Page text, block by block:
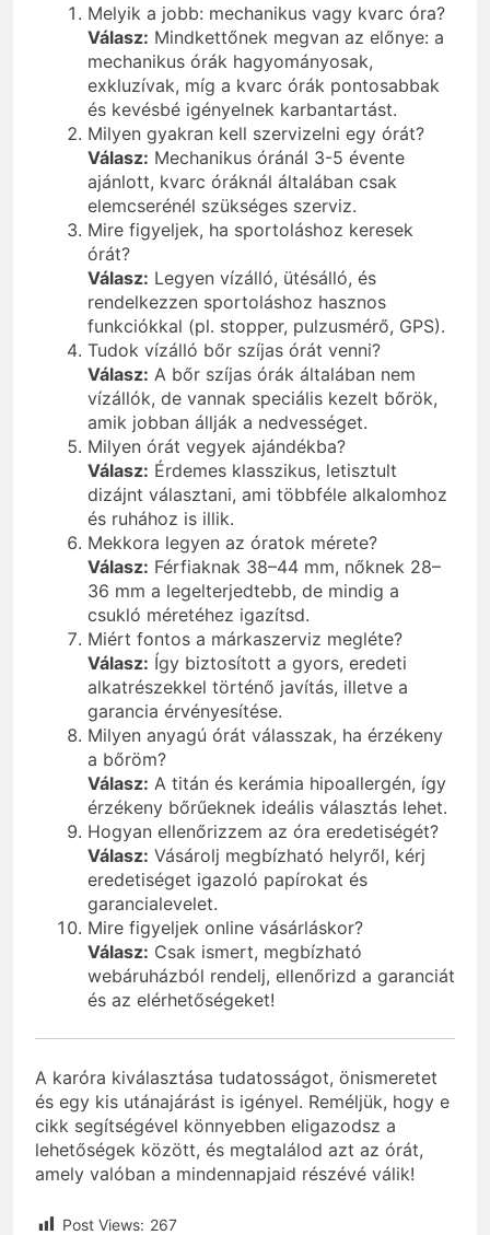
Melyik a jobb: mechanikus vagy kvarc óra?
Válasz: Mindkettőnek megvan az előnye: a
mechanikus órák hagyományosak,
exkluzívak, míg a kvarc órák pontosabbak
és kevésbé igényelnek karbantartást.
Milyen gyakran kell szervizelni egy órát?
Válasz: Mechanikus óránál 3-5 évente
ajánlott, kvarc óráknál általában csak
elemcserénél szükséges szerviz.
Mire figyeljek, ha sportoláshoz keresek
órát?
Válasz: Legyen vízálló, ütésálló, és
rendelkezzen sportoláshoz hasznos
funkciókkal (pl. stopper, pulzusmérő, GPS).
Tudok vízálló bőr szíjas órát venni?
Válasz: A bőr szíjas órák általában nem
vízállók, de vannak speciális kezelt bőrök,
amik jobban állják a nedvességet.
Milyen órát vegyek ajándékba?
Válasz: Érdemes klasszikus, letisztult
dizájnt választani, ami többféle alkalomhoz
és ruhához is illik.
Mekkora legyen az óratok mérete?
Válasz: Férfiaknak 38–44 mm, nőknek 28–
36 mm a legelterjedtebb, de mindig a
csukló méretéhez igazítsd.
Miért fontos a márkaszerviz megléte?
Válasz: Így biztosított a gyors, eredeti
alkatrészekkel történő javítás, illetve a
garancia érvényesítése.
Milyen anyagú órát válasszak, ha érzékeny
a bőröm?
Válasz: A titán és kerámia hipoallergén, így
érzékeny bőrűeknek ideális választás lehet.
Hogyan ellenőrizzem az óra eredetiségét?
Válasz: Vásárolj megbízható helyről, kérj
eredetiséget igazoló papírokat és
garancialevelet.
Mire figyeljek online vásárláskor?
Válasz: Csak ismert, megbízható
webáruházból rendelj, ellenőrizd a garanciát
és az elérhetőségeket!
A karóra kiválasztása tudatosságot, önismeretet
és egy kis utánajárást is igényel. Reméljük, hogy e
cikk segítségével könnyebben eligazodsz a
lehetőségek között, és megtalálod azt az órát,
amely valóban a mindennapjaid részévé válik!
Post Views: 267